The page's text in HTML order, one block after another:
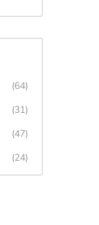
(64)
(31)
(47)
(24)